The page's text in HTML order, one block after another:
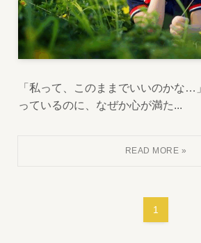
「私って、このままでいいのかな…
っているのに、なぜか心が満た...
1